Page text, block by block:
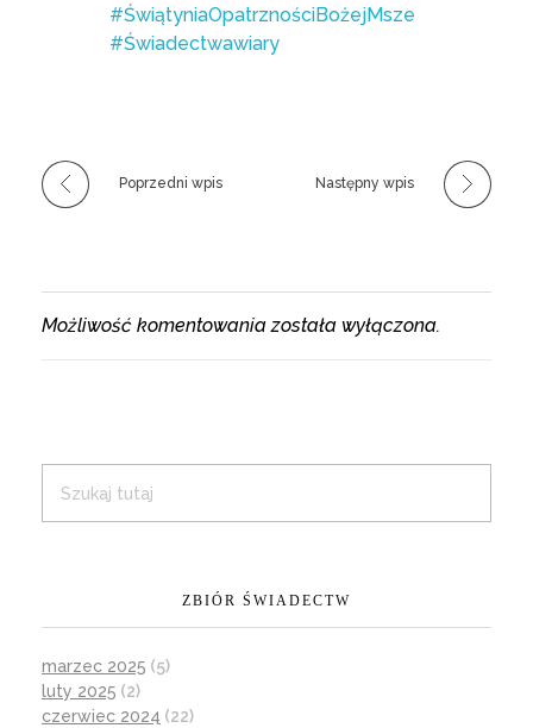
#ŚwiątyniaOpatrznościBożejMsze
#Świadectwawiary
Poprzedni wpis Następny wpis
Możliwość komentowania została wyłączona.
ZBIÓR ŚWIADECTW
marzec 2025 (5)
luty 2025 (2)
czerwiec 2024 (22)